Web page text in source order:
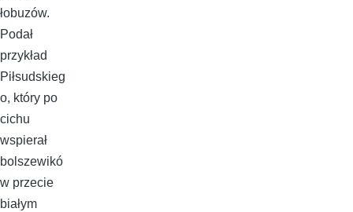
łobuzów.
Podał
przykład
Piłsudskieg
o, który po
cichu
wspierał
bolszewikó
w przecie
białym